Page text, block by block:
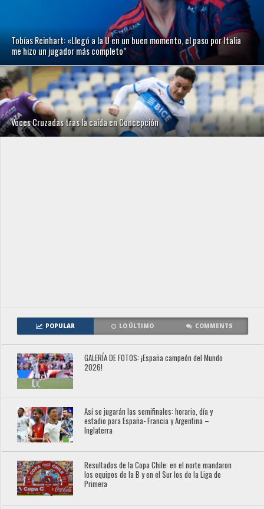
Tobías Reinhart: «Llegó a la U en un buen momento, el paso por Italia
me hizo un jugador más completo”
Voces Cruzadas tras la caída en Concepción
POPULAR LO ÚLTIMO COMMENTS
GALERÍA DE FOTOS: ¡España campeón del Mundo
2026!
Así se jugarán las semifinales: horario, día y
estadio para España- Francia y Argentina –
Inglaterra
Resultados de la Copa Chile: en el norte mandaron
los equipos de la B y en el Sur los de la Liga de
Primera